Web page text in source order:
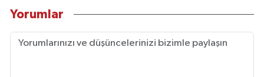
Yorumlar